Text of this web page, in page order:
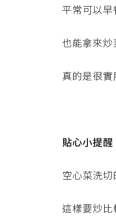
平常可以早
也能拿來炒
真的是很
貼心小提醒
空心菜洗
這樣要炒比